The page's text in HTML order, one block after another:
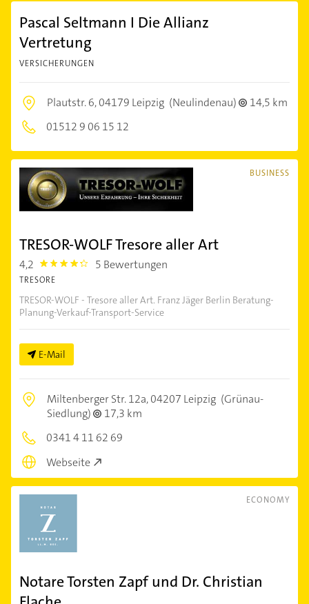
Pascal Seltmann I Die Allianz
Vertretung
VERSICHERUNGEN
Plautstr. 6,04179 Leipzig (Neulindenau)
14,5 km
01512 9 06 15 12
BUSINESS
TRESOR-WOLF Tresore aller Art
4,2 4.2000003 5 Bewertungen
TRESORE
TRESOR-WOLF - Tresore aller Art. Franz Jäger Berlin Beratung-
Planung-Verkauf-Transport-Service
E-Mail
Miltenberger Str. 12a,04207 Leipzig (Grünau-
Siedlung)
17,3 km
0341 4 11 62 69
Webseite
ECONOMY
Notare Torsten Zapf und Dr. Christian